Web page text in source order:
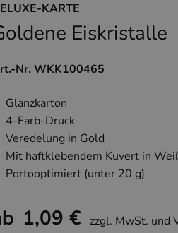
KARTE
Eiskristalle
Nr. WKK100465
Glanzkarton
4-Farb-Druck
Veredelung in Gold
Mit haftklebendem Kuvert in
Portooptimiert (unter 20 g)
1,09 € zzgl. MwSt. und